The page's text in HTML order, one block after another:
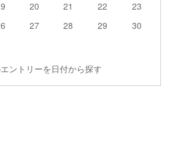
20 21 22
23
27 28 29
30
ントリーを日付から探す